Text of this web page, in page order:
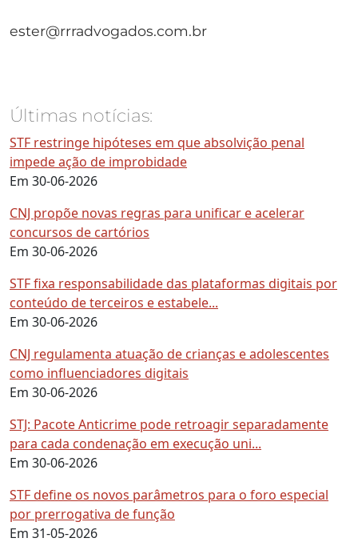
ester@rrradvogados.com.br
Últimas notícias:
STF restringe hipóteses em que absolvição penal
impede ação de improbidade
Em 30-06-2026
CNJ propõe novas regras para unificar e acelerar
concursos de cartórios
Em 30-06-2026
STF fixa responsabilidade das plataformas digitais por
conteúdo de terceiros e estabele...
Em 30-06-2026
CNJ regulamenta atuação de crianças e adolescentes
como influenciadores digitais
Em 30-06-2026
STJ: Pacote Anticrime pode retroagir separadamente
para cada condenação em execução uni...
Em 30-06-2026
STF define os novos parâmetros para o foro especial
por prerrogativa de função
Em 31-05-2026